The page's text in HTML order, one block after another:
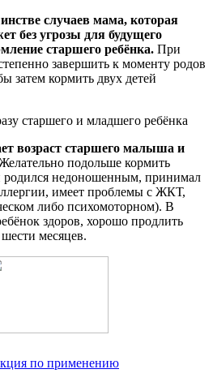
случаев мама, которая
без угрозы для будущего
старшего ребёнка. При
завершить к моменту родов
затем кормить двух детей
возраст старшего малыша и
подольше кормить
родился недоношенным, принимал
имеет проблемы с ЖКТ,
либо психомоторном). В
здоров, хорошо продлить
месяцев.
по применению